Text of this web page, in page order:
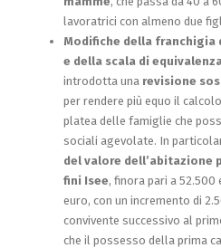
lavoratrici con almeno due
Modifiche della franchigia
e della scala di
introdotta una revisione
per rendere più equo il
platea delle famiglie che
sociali agevolate. In
del valore dell’abitazione
fini Isee, finora pari a 52.500
euro, con un incremento di
convivente successivo al
che il possesso della prima